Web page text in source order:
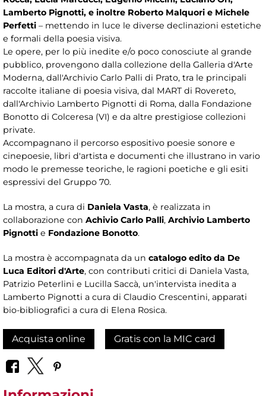
Lamberto Pignotti, e inoltre Roberto Malquori e Michele
Perfetti – mettendo in luce le diverse declinazioni estetiche
e formali della poesia visiva.
Le opere, per lo più inedite e/o poco conosciute al grande
pubblico, provengono dalla collezione della Galleria d'Arte
Moderna, dall'Archivio Carlo Palli di Prato, tra le principali
raccolte italiane di poesia visiva, dal MART di Rovereto,
dall'Archivio Lamberto Pignotti di Roma, dalla Fondazione
Bonotto di Colceresa (VI) e da altre prestigiose collezioni
private.
Accompagnano il percorso espositivo poesie sonore e
cinepoesie, libri d'artista e documenti che illustrano in vario
modo le premesse teoriche, le ragioni poetiche e gli esiti
espressivi del Gruppo 70.
La mostra, a cura di Daniela Vasta, è realizzata in
collaborazione con Achivio Carlo Palli, Archivio Lamberto
Pignotti e Fondazione Bonotto.
La mostra è accompagnata da un catalogo edito da De
Luca Editori d'Arte, con contributi critici di Daniela Vasta,
Patrizio Peterlini e Lucilla Saccà, un'intervista inedita a
Lamberto Pignotti a cura di Claudio Crescentini, apparati
bio-bibliografici a cura di Elena Rosica.
Acquista online Gratis con la MIC card